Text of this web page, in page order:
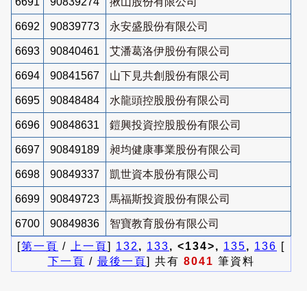
6692 90839773 永安盛股份有限公司
6693 90840461 艾潘葛洛伊股份有限公司
6694 90841567 山下見共創股份有限公司
6695 90848484 水龍頭控股股份有限公司
6696 90848631 鎧興投資控股股份有限公司
6697 90849189 昶均健康事業股份有限公司
6698 90849337 凱世資本股份有限公司
6699 90849723 馬福斯投資股份有限公司
6700 90849836
智寶教育股份有限公司
[第一頁 / 上一頁] 132 , 133, <134>, 135, 136 [
下一頁 / 最後一頁] 共有 8041 筆資料